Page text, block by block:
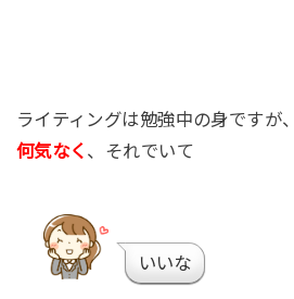
ライティングは勉強中の身ですが、
何気なく 、それでいて
いいな